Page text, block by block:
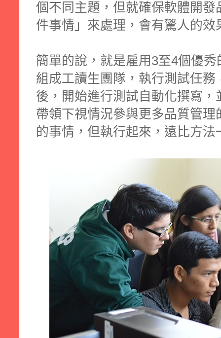
個不同主題，但就確保軟體開
件事情」來處理，會有驚人的效
簡單的說，就是雇用3至4個優
組成工讀生團隊，執行測試任
後，開始進行測試自動化撰寫
帶領下視情況參與更多品質管
的事情，但執行起來，遠比方法